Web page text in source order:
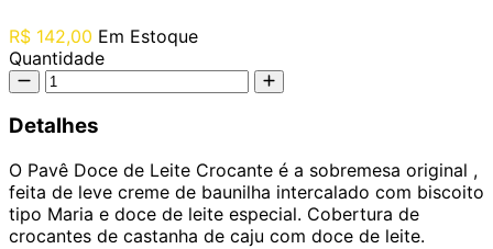
R$ 142,00 Em Estoque
Quantidade
Detalhes
O Pavê Doce de Leite Crocante é a sobremesa original ,
feita de leve creme de baunilha intercalado com biscoito
tipo Maria e doce de leite especial. Cobertura de
crocantes de castanha de caju com doce de leite.